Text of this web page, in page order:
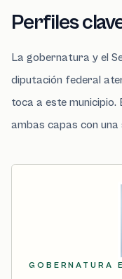
Perfiles
La gobernatura y el
diputación federal
toca a este
ambas capas con
GOBERNATURA